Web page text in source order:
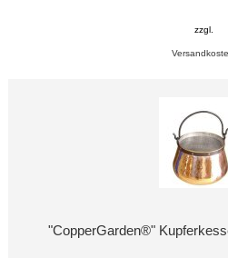
zzgl.
"CopperGarden®"